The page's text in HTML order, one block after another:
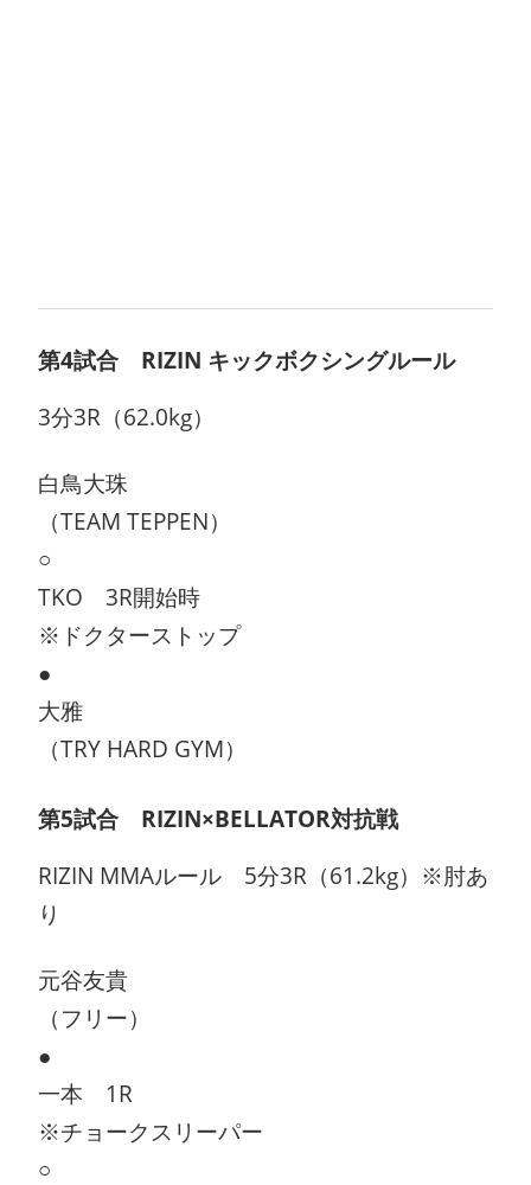
第4試合 RIZIN キックボクシングルール
3分3R（62.0kg）
白鳥大珠
（TEAM TEPPEN）
○
TKO 3R開始時
※ドクターストップ
●
大雅
（TRY HARD GYM）
第5試合 RIZIN×BELLATOR対抗戦
RIZIN MMAルール 5分3R（61.2kg）※肘あ
り
元谷友貴
（フリー）
●
一本 1R
※チョークスリーパー
○